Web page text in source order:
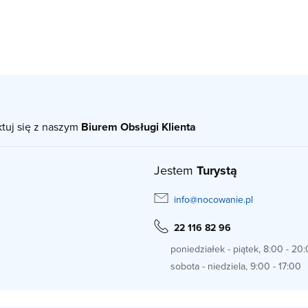
się z naszym Biurem Obsługi Klienta
Jestem Turystą
info@nocowanie.pl
22 116 82 96
poniedziałek - piątek, 8:00 -
sobota - niedziela, 9:00 - 17:00